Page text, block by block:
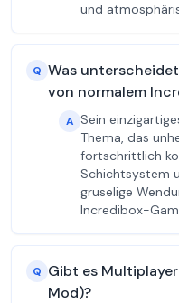
und
Q Was
von normalem
A Sein
Thema, das
fortschrittlich
Schichtsystem
gruselige
Incredibox-
Q Gibt es
Mod)?